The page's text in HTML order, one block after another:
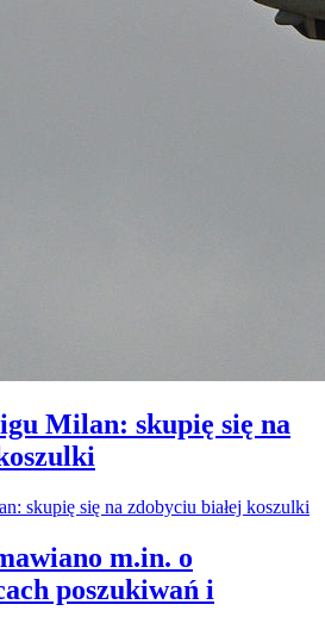
Milan: skupię się na
m.in. o
poszukiwań i